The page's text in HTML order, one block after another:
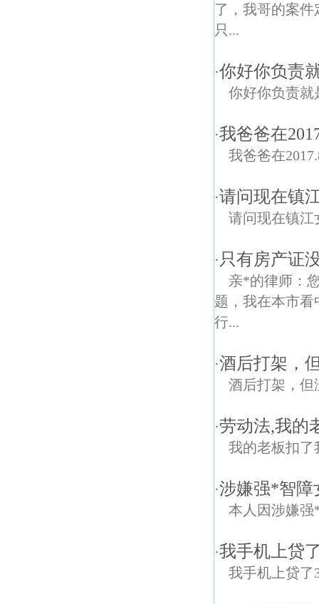
了，我哥的案
只...
·你好你负责
你好你负责就
·我爸爸在
我爸爸在
·请问现在镇
请问现在镇江
· 只有房产证
亲*的律师：
题，我在本市
行...
·酒后打架，
酒后打架，但
·劳动法,我的
我的老板扣了
·涉嫌强*智障
本人因涉嫌
·我手机上贷
我手机上贷了